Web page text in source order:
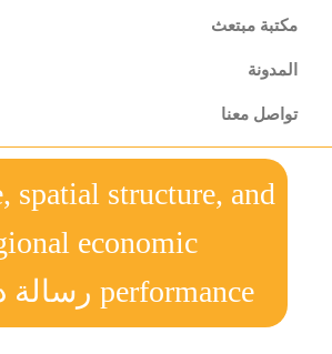
مكتبة مبتعث
المدونة
تواصل معنا
spatial structure, and
economic
performance رسالة دكتوراه